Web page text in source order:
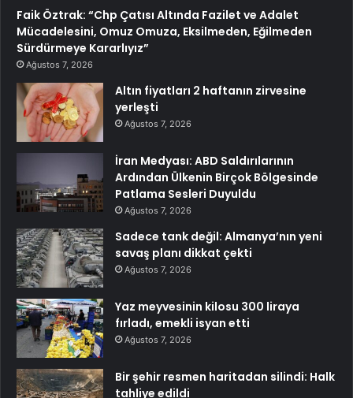
Faik Öztrak: “Chp Çatısı Altında Fazilet ve Adalet
Mücadelesini, Omuz Omuza, Eksilmeden, Eğilmeden
Sürdürmeye Kararlıyız”
Ağustos 7, 2026
Altın fiyatları 2 haftanın zirvesine
yerleşti
Ağustos 7, 2026
İran Medyası: ABD Saldırılarının
Ardından Ülkenin Birçok Bölgesinde
Patlama Sesleri Duyuldu
Ağustos 7, 2026
Sadece tank değil: Almanya’nın yeni
savaş planı dikkat çekti
Ağustos 7, 2026
Yaz meyvesinin kilosu 300 liraya
fırladı, emekli isyan etti
Ağustos 7, 2026
Bir şehir resmen haritadan silindi: Halk
tahliye edildi